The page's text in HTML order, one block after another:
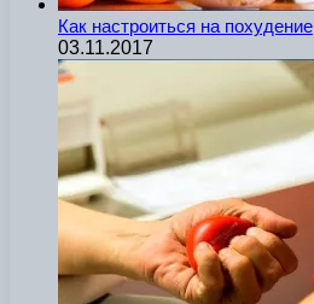
Как настроиться на похудение
03.11.2017